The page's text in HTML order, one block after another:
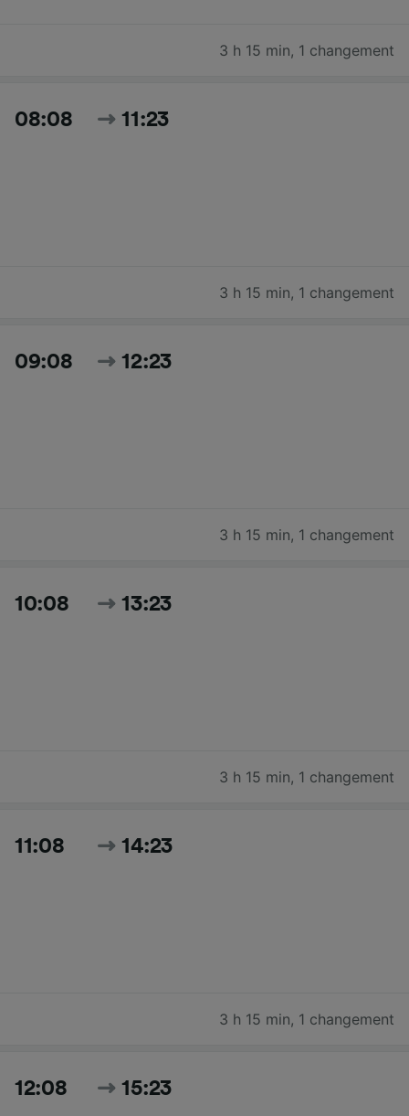
3 h 15 min, 1 changement
08:08 11:23
3 h 15 min, 1 changement
09:08 12:23
3 h 15 min, 1 changement
10:08 13:23
3 h 15 min, 1 changement
11:08 14:23
3 h 15 min, 1 changement
12:08 15:23